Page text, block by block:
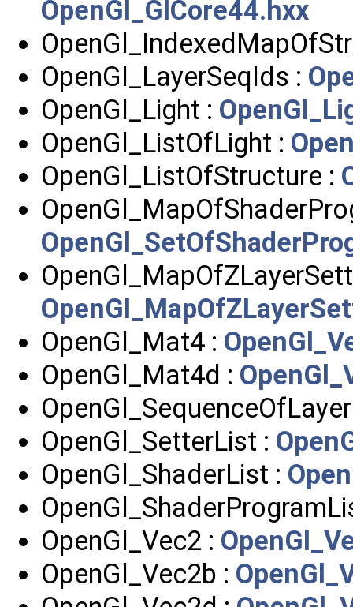
OpenGl_GlCore44.hxx
OpenGl_LayerSeqIds :
OpenGl_Light :
OpenGl_ListOfLight :
OpenGl_ListOfStructure :
OpenGl_Mat4 :
OpenGl_Mat4d :
OpenGl_SetterList :
OpenGl_ShaderList :
OpenGl_Vec2 :
OpenGl_Vec2b :